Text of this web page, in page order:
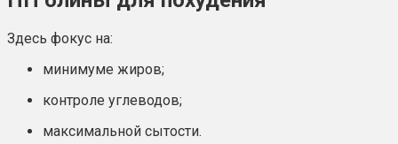
Здесь фокус на:
минимуме жиров;
контроле углеводов;
максимальной сытости.